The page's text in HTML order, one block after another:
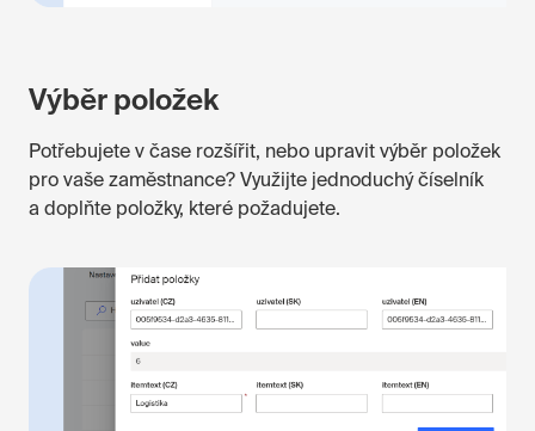
Výběr položek
Potřebujete v čase rozšířit, nebo upravit výběr položek
pro vaše zaměstnance? Využijte jednoduchý číselník
a doplňte položky, které požadujete.